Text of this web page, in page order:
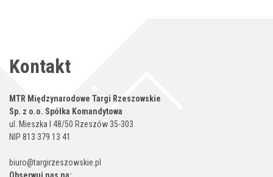
Kontakt
MTR Międzynarodowe Targi Rzeszowskie
Sp. z o.o. Spółka Komandytowa
ul. Mieszka I 48/50 Rzeszów 35-303
NIP 813 379 13 41
biuro@targirzeszowskie.pl